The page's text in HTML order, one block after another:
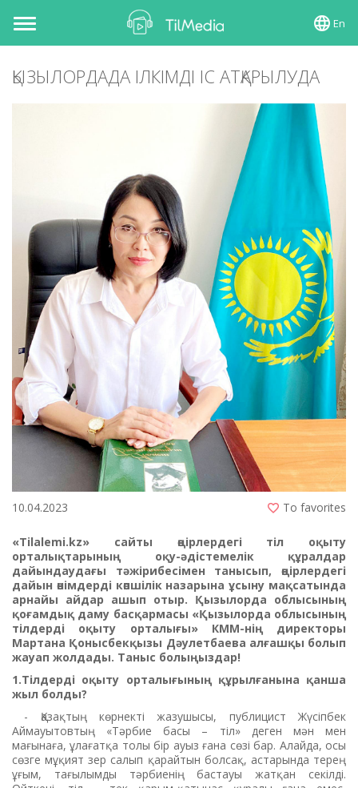
Toggle
navigation
En
ҚЫЗЫЛОРДАДА ІЛКІМДІ ІС АТҚАРЫЛУДА
10.04.2023 To favorites
«Tilalemi.kz» сайты өңірлердегі тіл оқыту
орталықтарының оқу-әдістемелік құралдар
дайындаудағы тәжірибесімен танысып, өңірлердегі
дайын өнімдерді көпшілік назарына ұсыну мақсатында
арнайы айдар ашып отыр. Қызылорда облысының
қоғамдық даму басқармасы «Қызылорда облысының
тілдерді оқыту орталығы» КММ-нің директоры
Мартана Қонысбекқызы Дәулетбаева алғашқы болып
жауап жолдады. Таныс болыңыздар!
1.Тілдерді оқыту орталығының құрылғанына қанша
жыл болды?
- Қазақтың көрнекті жазушысы, публицист Жүсіпбек
Аймауытовтың «Тәрбие басы – тіл» деген мән мен
мағынаға, ұлағатқа толы бір ауыз ғана сөзі бар. Алайда, осы
сөзге мұқият зер салып қарайтын болсақ, астарында терең
ұғым, тағылымды тәрбиенің бастауы жатқан секілді.